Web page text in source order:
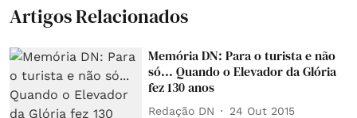
Artigos Relacionados
Memória DN: Para o turista e não
só... Quando o Elevador da Glória
fez 130 anos
Redação DN 24 Out 2015